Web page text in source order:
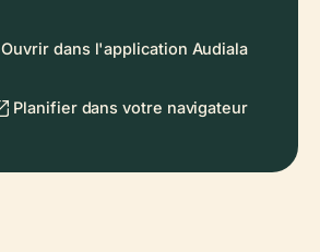
Ouvrir dans l'application Audiala
Planifier dans votre navigateur